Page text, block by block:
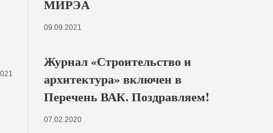
МИРЭА
09.09.2021
Журнал «Строительство и
архитектура» включен в
Перечень ВАК. Поздравляем!
07.02.2020